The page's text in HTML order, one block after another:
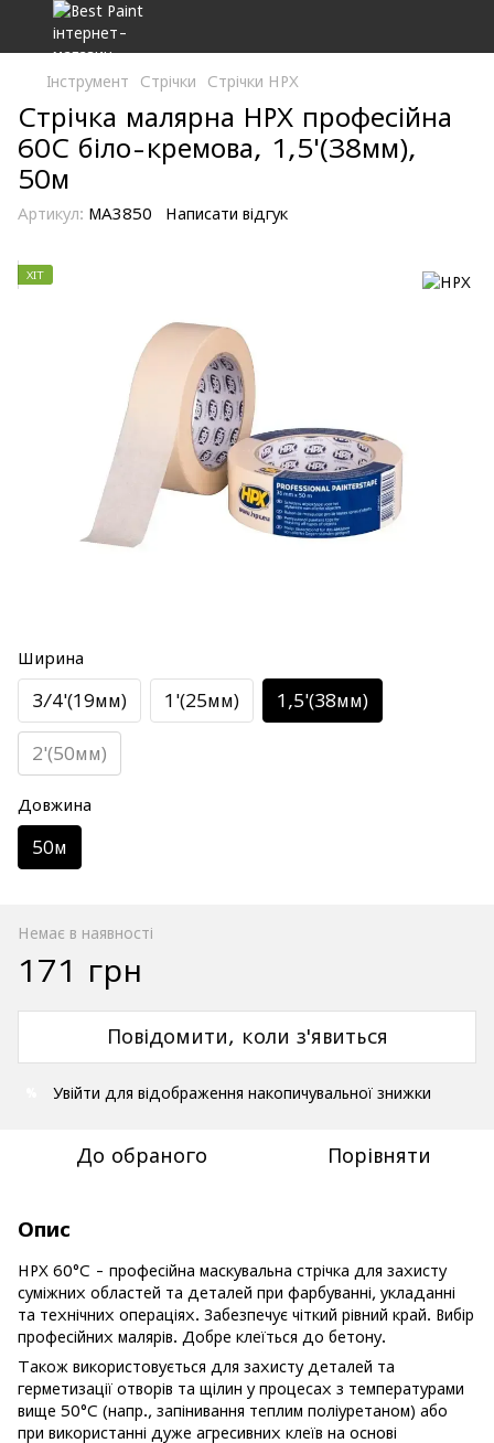
Інструмент Стрічки Стрічки HPX
Стрічка малярна HPX професійна
60С біло-кремова, 1,5'(38мм),
50м
Артикул: MA3850 Написати відгук
ХІТ
Ширина
3/4'(19мм) 1'(25мм) 1,5'(38мм)
2'(50мм)
Довжина
50м
Немає в наявності
171 грн
Повідомити, коли з'явиться
Увійти для відображення накопичувальної знижки
До обраного Порівняти
Опис
НРХ 60°С - професійна маскувальна стрічка для захисту
суміжних областей та деталей при фарбуванні, укладанні
та технічних операціях. Забезпечує чіткий рівний край. Вибір
професійних малярів. Добре клеїться до бетону.
Також використовується для захисту деталей та
герметизації отворів та щілин у процесах з температурами
вище 50°С (напр., запінивання теплим поліуретаном) або
при використанні дуже агресивних клеїв на основі